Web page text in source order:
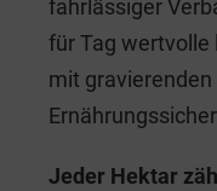
fahrlässiger
für Tag
mit
Jeder Hektar